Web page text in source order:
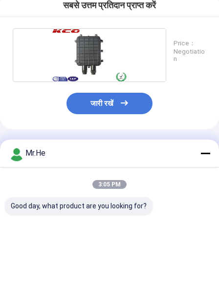
सबसे उत्तम प्रतिदान प्राप्त करें
Price：
Negotiatio
n
जारी रखें
अनुशंसित उत्पाद
Mr.He
3:05 PM
Good day, what product are you looking for?